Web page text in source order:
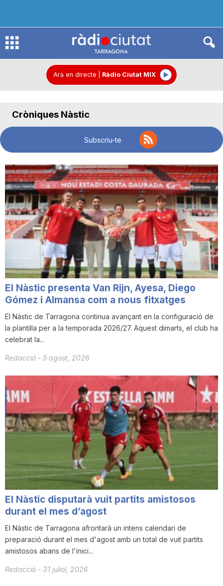
R
o
C
u
t
a
t
d
e
a
r
Ara en directe Ràdio Ciutat MIX
Cròniques Nàstic
Subscriu-te
El Nàstic presenta Van Rijn, Ayesa, Diego
Gómez i Almansa com a nous fitxatges
El Nàstic de Tarragona continua avançant en la configuració de
la plantilla per a la temporada 2026/27. Aquest dimarts, el club ha
celebrat la...
Redacció - 5 agost, 2026
El Nàstic disputarà vuit partits amistosos
durant el mes d’agost
El Nàstic de Tarragona afrontarà un intens calendari de
preparació durant el mes d'agost amb un total de vuit partits
amistosos abans de l'inici...
Redacció - 31 juliol, 2026